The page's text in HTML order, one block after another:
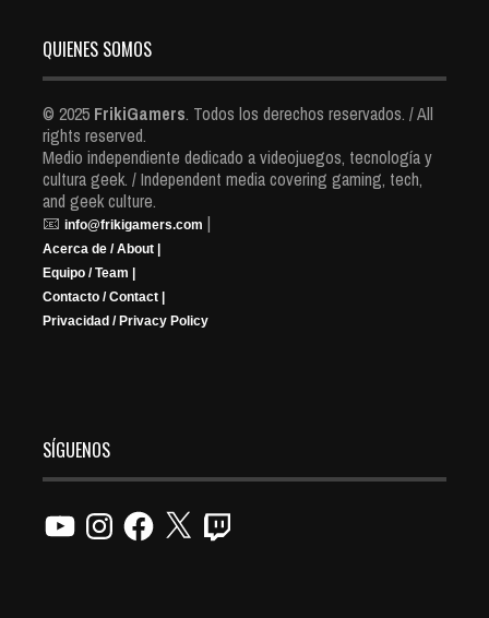
QUIENES SOMOS
© 2025 FrikiGamers. Todos los derechos reservados. / All
rights reserved.
Medio independiente dedicado a videojuegos, tecnología y
cultura geek. / Independent media covering gaming, tech,
and geek culture.
📧 info@frikigamers.com |
Acerca de / About |
Equipo / Team |
Contacto / Contact |
Privacidad / Privacy Policy
SÍGUENOS
YouTubeInstagramFacebook
X Twitch